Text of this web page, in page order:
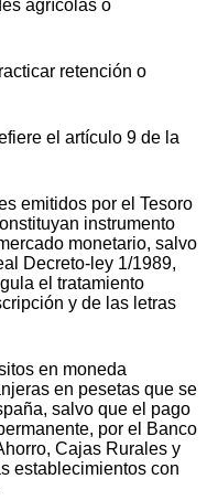
agrícolas o
retención o
el artículo 9 de la
emitidos por el Tesoro
instrumento
monetario, salvo
Decreto-ley 1/1989,
el tratamiento
y de las letras
en moneda
en pesetas que se
salvo que el pago
por el Banco
Cajas Rurales y
establecimientos con